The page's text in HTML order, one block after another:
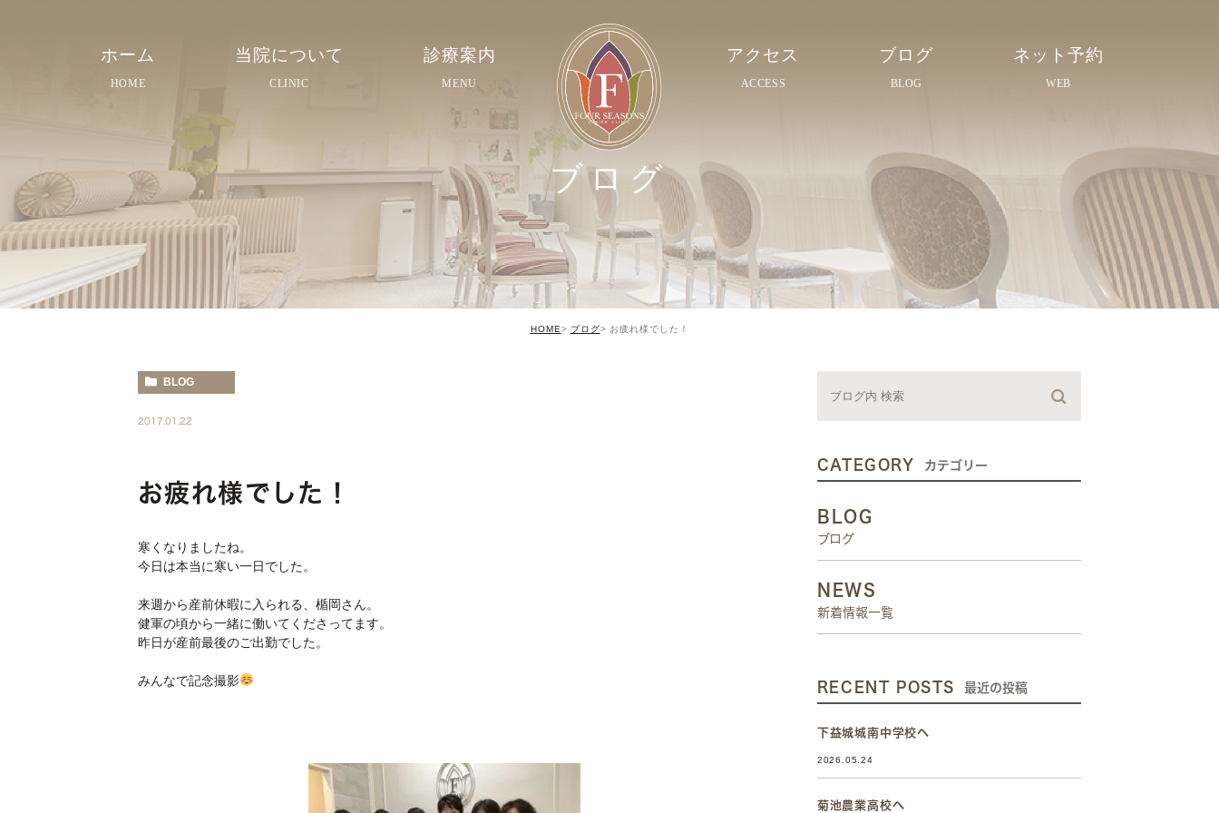
ホーム
HOME
当院について
CLINIC
院内紹介
スタッフ紹介
診療案内
MENU
アクセス
ACCESS
ブログ
BLOG
ネット予約
WEB
ブログ
HOME ブログ お疲れ様でした！
BLOG
2017.01.22
お疲れ様でした！
寒くなりましたね。
今日は本当に寒い一日でした。
来週から産前休暇に入られる、楯岡さん。
健軍の頃から一緒に働いてくださってます。
昨日が産前最後のご出勤でした。
みんなで記念撮影
CATEGORY カテゴリー
BLOG
ブログ
NEWS
新着情報一覧
RECENT POSTS 最近の投稿
下益城城南中学校へ
2026.05.24
菊池農業高校へ